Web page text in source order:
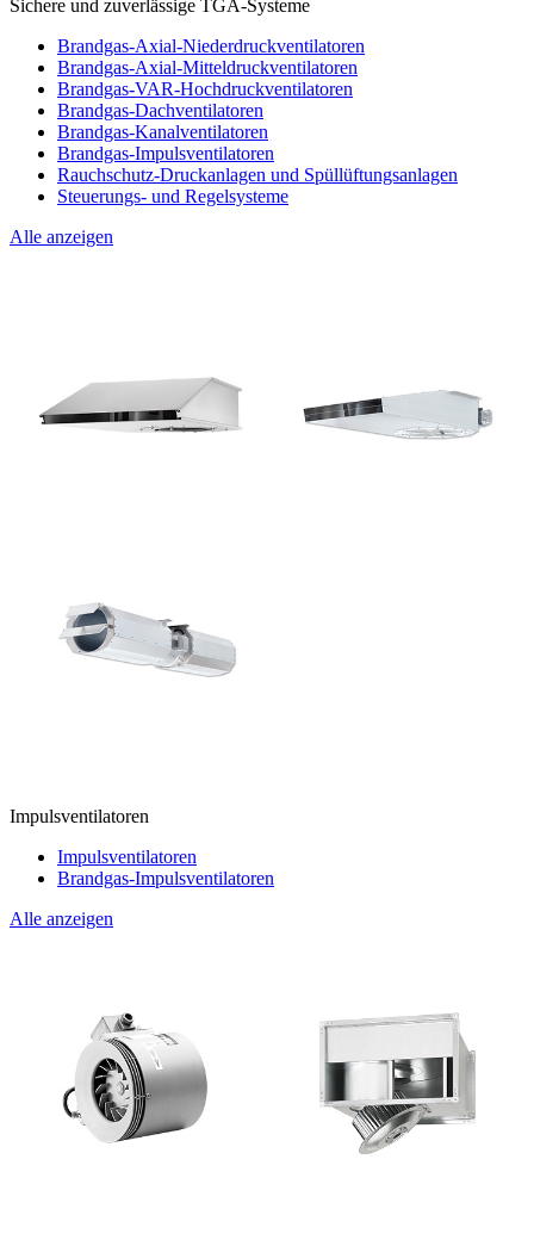
Sichere und zuverlässige TGA-Systeme
Brandgas-Axial-Niederdruckventilatoren
Brandgas-Axial-Mitteldruckventilatoren
Brandgas-VAR-Hochdruckventilatoren
Brandgas-Dachventilatoren
Brandgas-Kanalventilatoren
Brandgas-Impulsventilatoren
Rauchschutz-Druckanlagen und Spüllüftungsanlagen
Steuerungs- und Regelsysteme
Alle anzeigen
Impulsventilatoren
Impulsventilatoren
Brandgas-Impulsventilatoren
Alle anzeigen